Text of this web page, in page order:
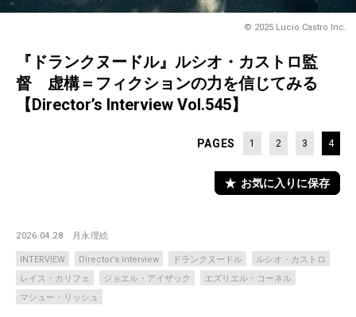
© 2025 Lucio Castro Inc.
『ドランクヌードル』ルシオ・カストロ監
督 虚構＝フィクションの力を信じてみる
【Director’s Interview Vol.545】
PAGES 1 2 3 4
お気に入りに保存
2026.04.28 月永理絵
INTERVIEW Director’s Interview ドランクヌードル
ルシオ・カストロ
レイス・カリフェ
ジョエル・アイザック
エズリエル・コーネル
マシュー・リッシュ